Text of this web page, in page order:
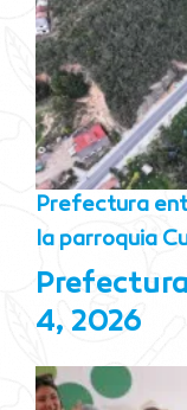
Prefectura
la parroquia
4, 2026